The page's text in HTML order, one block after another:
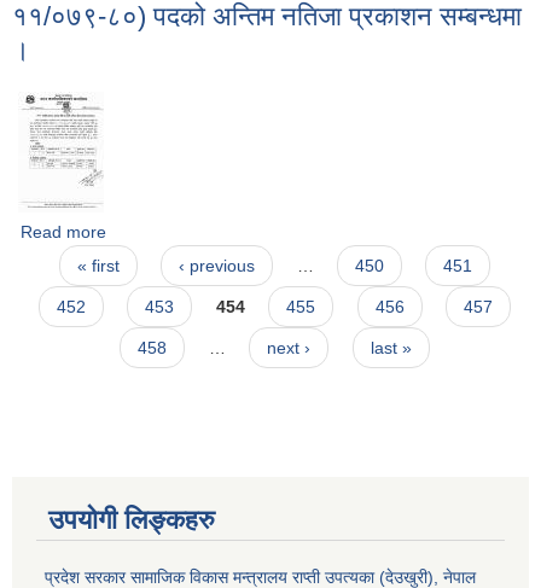
११/०७९-८०) पदको अन्तिम नतिजा प्रकाशन सम्बन्धमा
।
Read more
पदको अन्तिम नतिजा प्रकाशन सम्बन्धमा ।
Pages
« first ‹ previous … 450 451
452 453 454 455 456 457
458 … next › last »
उपयोगी लिङ्कहरु
प्रदेश सरकार सामाजिक विकास मन्‍‍त्रालय राप्ती उपत्यका (देउखुरी), नेपाल